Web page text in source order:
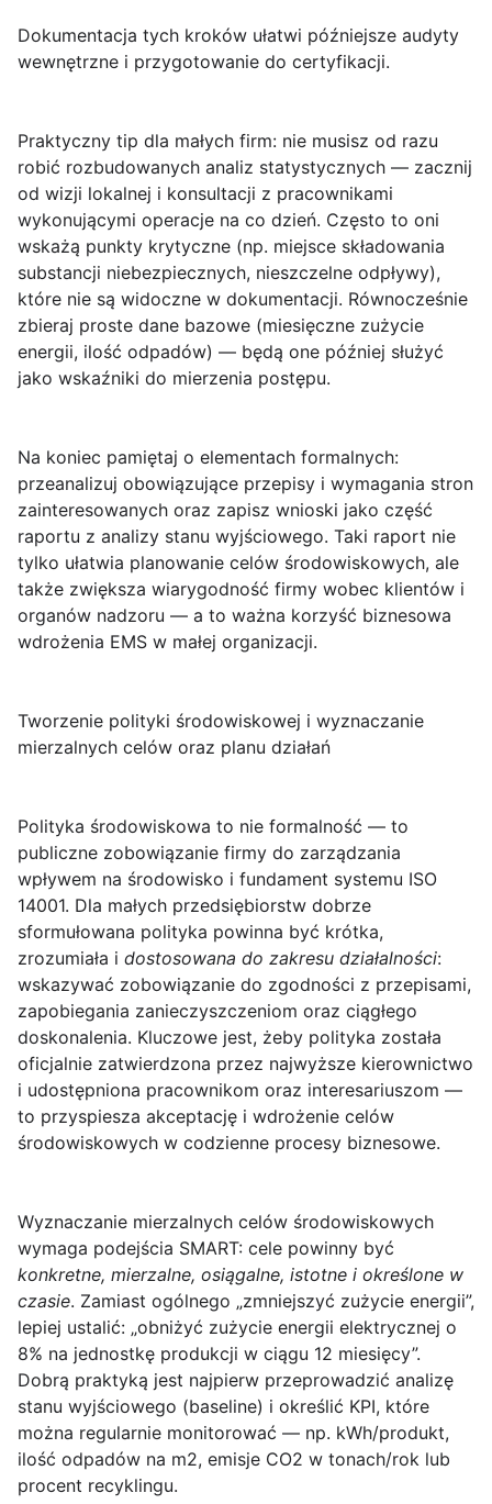
Dokumentacja tych kroków ułatwi późniejsze audyty
wewnętrzne i przygotowanie do certyfikacji.
Praktyczny tip dla małych firm: nie musisz od razu
robić rozbudowanych analiz statystycznych — zacznij
od wizji lokalnej i konsultacji z pracownikami
wykonującymi operacje na co dzień. Często to oni
wskażą punkty krytyczne (np. miejsce składowania
substancji niebezpiecznych, nieszczelne odpływy),
które nie są widoczne w dokumentacji. Równocześnie
zbieraj proste dane bazowe (miesięczne zużycie
energii, ilość odpadów) — będą one później służyć
jako wskaźniki do mierzenia postępu.
Na koniec pamiętaj o elementach formalnych:
przeanalizuj obowiązujące przepisy i wymagania stron
zainteresowanych oraz zapisz wnioski jako część
raportu z analizy stanu wyjściowego. Taki raport nie
tylko ułatwia planowanie celów środowiskowych, ale
także zwiększa wiarygodność firmy wobec klientów i
organów nadzoru — a to ważna korzyść biznesowa
wdrożenia EMS w małej organizacji.
Tworzenie polityki środowiskowej i wyznaczanie
mierzalnych celów oraz planu działań
Polityka środowiskowa to nie formalność — to
publiczne zobowiązanie firmy do zarządzania
wpływem na środowisko i fundament systemu ISO
14001. Dla małych przedsiębiorstw dobrze
sformułowana polityka powinna być krótka,
zrozumiała i dostosowana do zakresu działalności:
wskazywać zobowiązanie do zgodności z przepisami,
zapobiegania zanieczyszczeniom oraz ciągłego
doskonalenia. Kluczowe jest, żeby polityka została
oficjalnie zatwierdzona przez najwyższe kierownictwo
i udostępniona pracownikom oraz interesariuszom —
to przyspiesza akceptację i wdrożenie celów
środowiskowych w codzienne procesy biznesowe.
Wyznaczanie mierzalnych celów środowiskowych
wymaga podejścia SMART: cele powinny być
konkretne, mierzalne, osiągalne, istotne i określone w
czasie. Zamiast ogólnego „zmniejszyć zużycie energii”,
lepiej ustalić: „obniżyć zużycie energii elektrycznej o
8% na jednostkę produkcji w ciągu 12 miesięcy”.
Dobrą praktyką jest najpierw przeprowadzić analizę
stanu wyjściowego (baseline) i określić KPI, które
można regularnie monitorować — np. kWh/produkt,
ilość odpadów na m2, emisje CO2 w tonach/rok lub
procent recyklingu.